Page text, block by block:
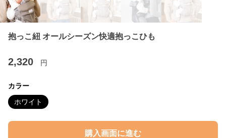
抱っこ紐 オールシーズン快適抱っこひも
2,320 円
カラー
ホワイト
購入画面に進む